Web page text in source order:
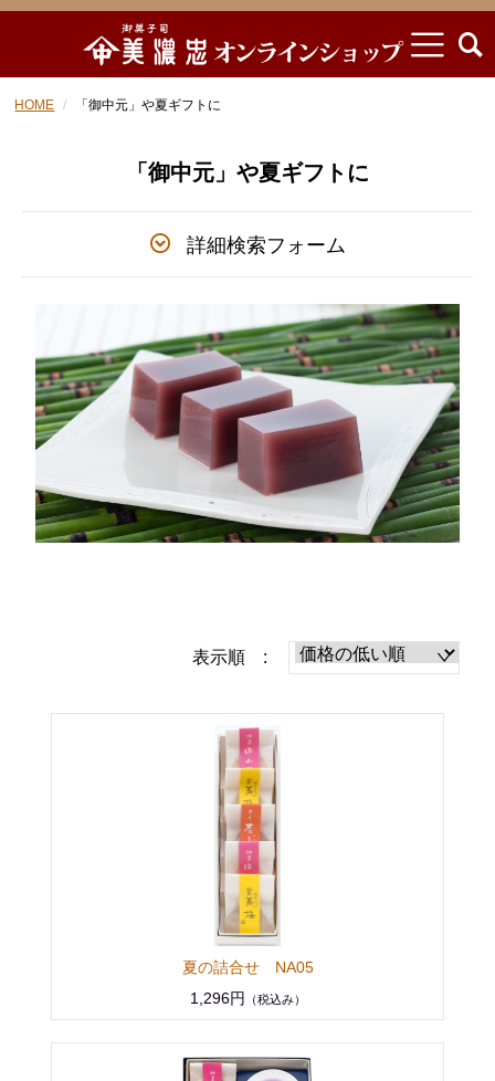
HOME 「御中元」や夏ギフトに
「御中元」や夏ギフトに
詳細検索フォーム
表示順 :
夏の詰合せ NA05
1,296円
（税込み）